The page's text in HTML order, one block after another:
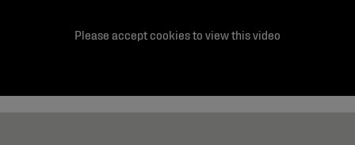
Please accept cookies to view this video